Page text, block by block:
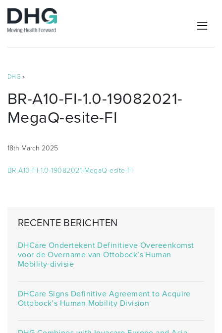
DHG »
BR-A10-FI-1.0-19082021-
MegaQ-esite-FI
18th March 2025
BR-A10-FI-1.0-19082021-MegaQ-esite-FI
RECENTE BERICHTEN
DHCare Ondertekent Definitieve Overeenkomst
voor de Overname van Ottobock’s Human
Mobility-divisie
DHCare Signs Definitive Agreement to Acquire
Ottobock’s Human Mobility Division